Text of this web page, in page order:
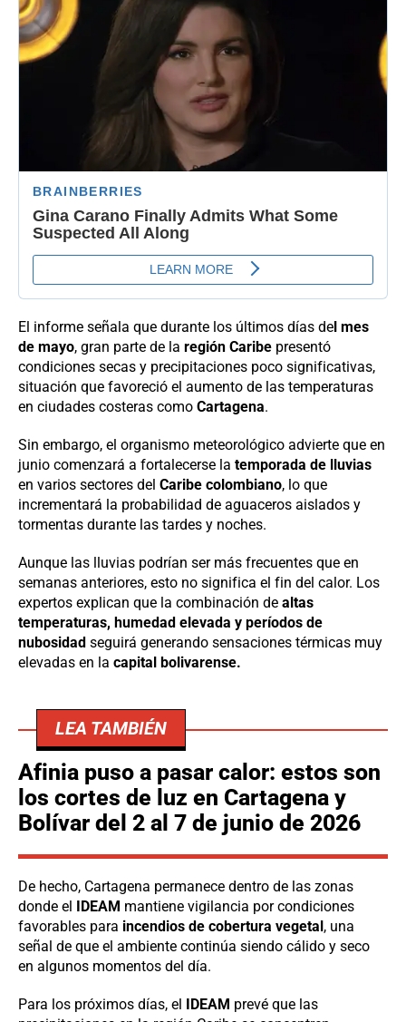
El informe señala que durante los últimos días del mes
de mayo, gran parte de la región Caribe presentó
condiciones secas y precipitaciones poco significativas,
situación que favoreció el aumento de las temperaturas
en ciudades costeras como Cartagena.
Sin embargo, el organismo meteorológico advierte que en
junio comenzará a fortalecerse la temporada de lluvias
en varios sectores del Caribe colombiano, lo que
incrementará la probabilidad de aguaceros aislados y
tormentas durante las tardes y noches.
Aunque las lluvias podrían ser más frecuentes que en
semanas anteriores, esto no significa el fin del calor. Los
expertos explican que la combinación de altas
temperaturas, humedad elevada y períodos de
nubosidad seguirá generando sensaciones térmicas muy
elevadas en la capital bolivarense.
LEA TAMBIÉN
Afinia puso a pasar calor: estos son
los cortes de luz en Cartagena y
Bolívar del 2 al 7 de junio de 2026
De hecho, Cartagena permanece dentro de las zonas
donde el IDEAM mantiene vigilancia por condiciones
favorables para incendios de cobertura vegetal, una
señal de que el ambiente continúa siendo cálido y seco
en algunos momentos del día.
Para los próximos días, el IDEAM prevé que las